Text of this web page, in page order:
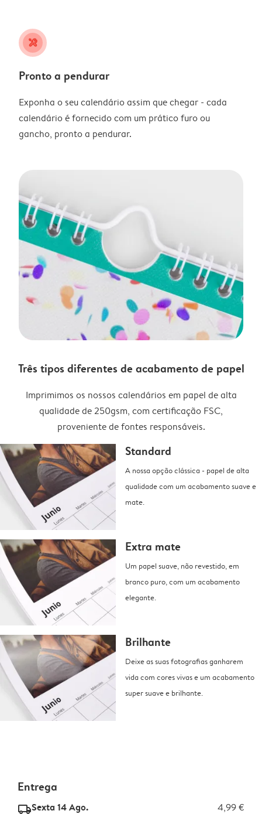
tools
Pronto a pendurar
Exponha o seu calendário assim que chegar - cada
calendário é fornecido com um prático furo ou
gancho, pronto a pendurar.
Três tipos diferentes de acabamento de papel
Imprimimos os nossos calendários em papel de alta
qualidade de 250gsm, com certificação FSC,
proveniente de fontes responsáveis.
Standard
A nossa opção clássica - papel de alta
qualidade com um acabamento suave e
mate.
Extra mate
Um papel suave, não revestido, em
branco puro, com um acabamento
elegante.
Brilhante
Deixe as suas fotografias ganharem
vida com cores vivas e um acabamento
super suave e brilhante.
Entrega
delivery_standard_v2Sexta 14 Ago. 4,99 €